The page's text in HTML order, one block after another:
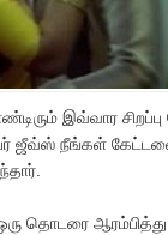
இவ்வார
ஜீவ்ஸ் நீங்கள்
தொடரை